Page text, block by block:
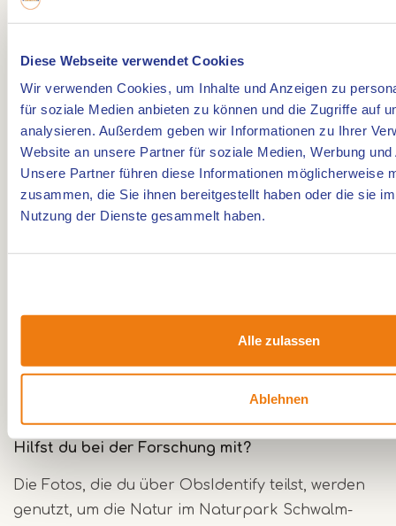
Diese Webseite verwendet Cookies
Wir verwenden Cookies, um Inhalte und Anzeigen zu
für soziale Medien anbieten zu können und die Zugriffe auf
analysieren. Außerdem geben wir Informationen zu Ihrer
Website an unsere Partner für soziale Medien, Werbung
Unsere Partner führen diese Informationen möglicherweise
zusammen, die Sie ihnen bereitgestellt haben oder die sie
Nutzung der Dienste gesammelt haben.
Alle zulassen
Ablehnen
Hilfst du bei der Forschung mit?
Die Fotos, die du über ObsIdentify teilst, werden
genutzt, um die Natur im Naturpark Schwalm-